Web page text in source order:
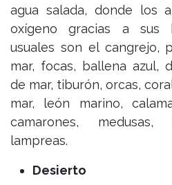
agua salada, donde los
oxígeno gracias a sus
usuales son el cangrejo,
mar, focas, ballena azul,
de mar, tiburón, orcas,
mar, león marino,
camarones, medusas,
lampreas.
Desierto